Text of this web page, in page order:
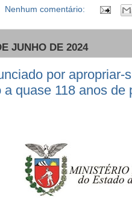
Nenhum comentário:
JUNHO DE 2024
por
a quase 118 anos de